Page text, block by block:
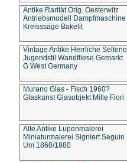
Antike Rarität Orig. Oesterwitz
Antriebsmodell Dampfmaschine
Kreisssäge Bakelit
Vintage Antike Herrliche Seltene
Jugendstil Wandfliese Gemarkt
G West Germany
Murano Glas - Fisch 1960?
Glaskunst Glasobjekt Mille Fiori
Alte Antike Lupenmalerei
Miniaturmalerei Signiert Seguin
Um 1860/1880